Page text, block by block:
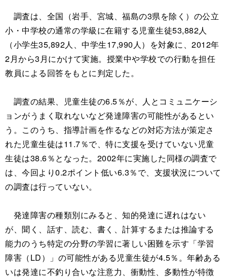
調査は、全国（岩手、宮城、福島の3県を除く）の公立
小・中学校の通常の学級に在籍する児童生徒53,882人
（小学生35,892人、中学生17,990人）を対象に、2012年
2月から3月にかけて実施。授業中や学校での行動を担任
教員による回答をもとに判定した。
調査の結果、児童生徒の6.5％が、人とコミュニケーシ
ョンがうまく取れないなど発達障害の可能性があるとい
う。このうち、指導計画を作るなどの対応方法が策定さ
れた児童生徒は11.7％で、特に支援を受けていない児童
生徒は38.6％となった。2002年に実施した同様の調査で
は、今回より0.2ポイント低い6.3％で、支援状況について
の調査は行っていない。
発達障害の種類別にみると、知的発達に遅れはない
が、聞く、話す、読む、書く、計算するまたは推論する
能力のうち特定の分野の学習に著しい困難を示す「学習
障害（LD）」の可能性がある児童生徒が4.5％。年齢ある
いは発達に不釣り合いな注意力、衝動性、多動性が特徴